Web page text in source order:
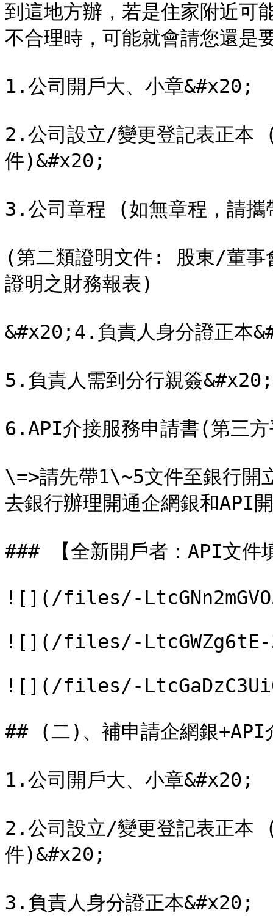
到這地方辦，若是住家附近可
不合理時，可能就會請您還是
1.公司開戶大、小章&#x20;
2.公司設立/變更登記表正本
件)&#x20;
3.公司章程 (如無章程，請攜
(第二類證明文件: 股東/董事
證明之財務報表)
&#x20;4.負責人身分證正本
5.負責人需到分行親簽&#x20;
6.API介接服務申請書(第三
\=>請先帶1\~5文件至銀行開
去銀行辦理開通企網銀和API
### 【全新開戶者：API文件
![](/files/-
![](/files/-LtcGWZg6tE-
![](/files/-
## (二)、補申請企網銀+API
1.公司開戶大、小章&#x20;
2.公司設立/變更登記表正本
件)&#x20;
3.負責人身分證正本&#x20;